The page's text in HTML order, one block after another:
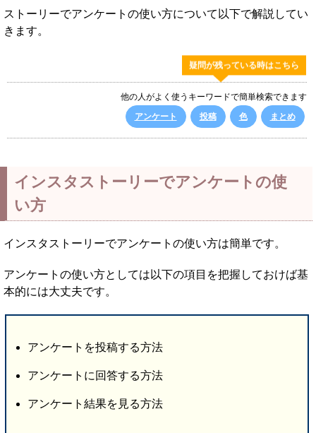
ストーリーでアンケートの使い方について以下で解説してい
きます。
疑問が残っている時はこちら
他の人がよく使うキーワードで簡単検索できます
アンケート
投稿 色 まとめ
インスタストーリーでアンケートの使
い方
インスタストーリーでアンケートの使い方は簡単です。
アンケートの使い方としては以下の項目を把握しておけば基
本的には大丈夫です。
アンケートを投稿する方法
アンケートに回答する方法
アンケート結果を見る方法